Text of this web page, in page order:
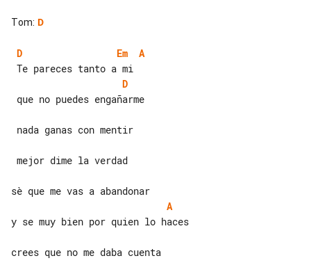
Tom: D
D Em
A
D
A
y se muy bien por quien lo haces
crees que no me daba cuenta